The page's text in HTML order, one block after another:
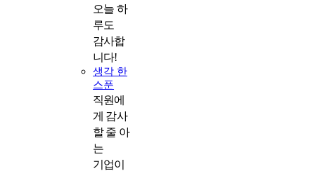
오늘 하
루도
감사합
니다!
생각 한
스푼
직원에
게 감사
할 줄 아
는
기업이